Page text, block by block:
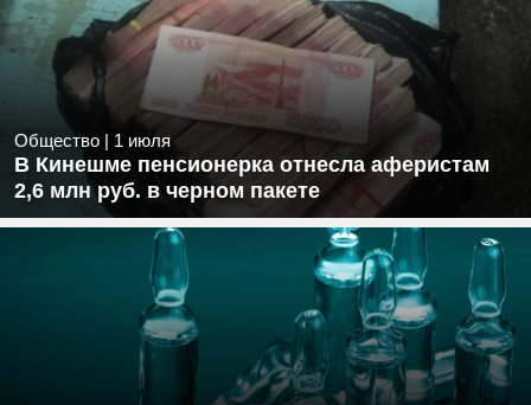
Общество | 1 июля
В Кинешме пенсионерка отнесла аферистам
2,6 млн руб. в черном пакете